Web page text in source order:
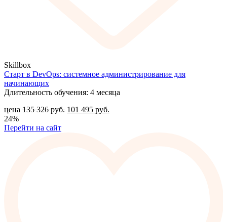
Skillbox
Старт в DevOps: системное администрирование для
начинающих
Длительность обучения: 4 месяца
цена 135 326руб. 101 495 руб.
24%
Перейти на сайт